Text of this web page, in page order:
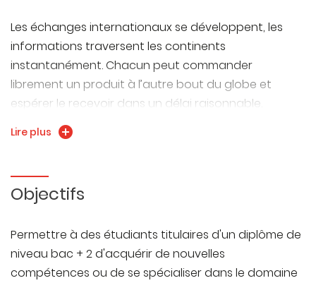
Les échanges internationaux se développent, les
informations traversent les continents
instantanément. Chacun peut commander
librement un produit à l’autre bout du globe et
espérer le recevoir dans un délai raisonnable.
La dimension internationale des marchés est
devenue une réalité quotidienne. Dans ce contexte,
capables de maîtriser la gestion des flux externes et
la supply chain internationale.
Lire plus
Objectifs
Permettre à des étudiants titulaires d'un diplôme de
niveau bac + 2 d'acquérir de nouvelles
compétences ou de se spécialiser dans le domaine